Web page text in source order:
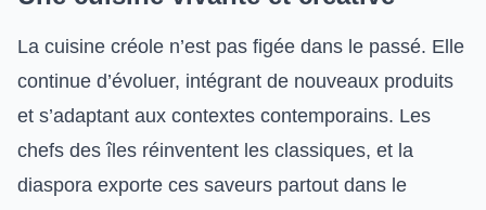
La cuisine créole n’est pas figée dans le passé. Elle
continue d’évoluer, intégrant de nouveaux produits
et s’adaptant aux contextes contemporains. Les
chefs des îles réinventent les classiques, et la
diaspora exporte ces saveurs partout dans le